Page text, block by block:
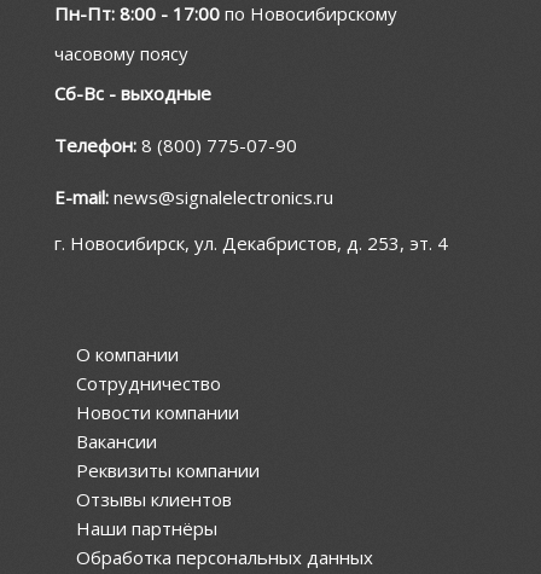
Пн-Пт: 8:00 - 17:00 по Новосибирскому
часовому поясу
Сб-Вс - выходные
Телефон: 8 (800) 775-07-90
E-mail: news@signalelectronics.ru
г. Новосибирск, ул. Декабристов, д. 253, эт. 4
О компании
Сотрудничество
Новости компании
Вакансии
Реквизиты компании
Отзывы клиентов
Наши партнёры
Обработка персональных данных